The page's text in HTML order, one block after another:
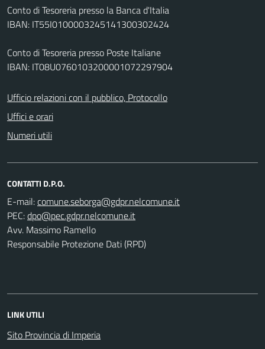
Conto di Tesoreria presso la Banca d'Italia
IBAN: IT55I0100003245141300302424
Conto di Tesoreria presso Poste Italiane
IBAN: IT08U0760103200001072297904
Ufficio relazioni con il pubblico, Protocollo
Uffici e orari
Numeri utili
CONTATTI D.P.O.
E-mail:
PEC:
Avv. Massimo Ramello
Responsabile Protezione Dati (RPD)
LINK UTILI
Sito Provincia di Imperia